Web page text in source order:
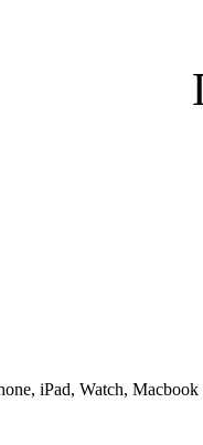
iPad, Watch,